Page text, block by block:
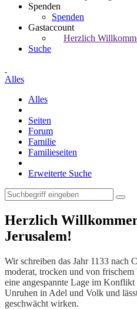
Spenden
Spenden
Gastaccount
Herzlich
Suche
Alles
Alles
Seiten
Forum
Familie
Familieseiten
Erweiterte Suche
Herzlich
Jerusalem!
Wir schreiben das Jahr 1133 nach
moderat, trocken und von
eine angespannte Lage im
Unruhen in Adel und Volk und
geschwächt wirken.